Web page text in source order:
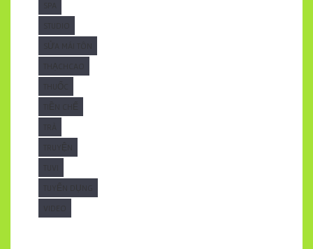
SPA
STUDIO
SỬA MÁI TÔN
THẠCHCAO
THUỐC
TIỀN CHẾ
TRÀ
TRUYỆN
TUVI
TUYỂN DỤNG